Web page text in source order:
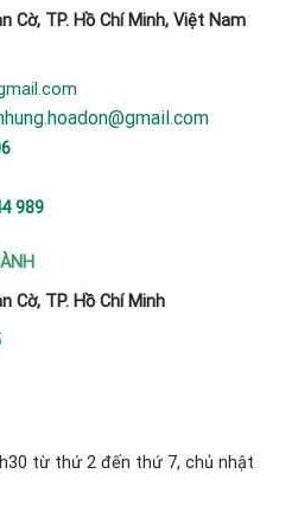
Cờ, TP. Hồ Chí Minh, Việt Nam
989
Cờ, TP. Hồ Chí Minh
từ thứ 2 đến thứ 7, chủ nhật